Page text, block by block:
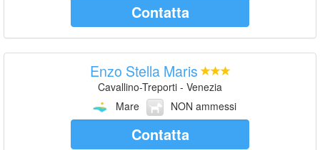
Contatta
Enzo Stella Maris
Cavallino-Treporti - Venezia
Mare
NON ammessi
Contatta